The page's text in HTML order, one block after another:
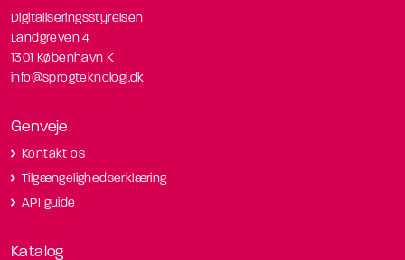
Digitaliseringsstyrelsen
Landgreven 4
1301 København K
info@sprogteknologi.dk
Genveje
Kontakt os
Tilgængelighedserklæring
API guide
Katalog